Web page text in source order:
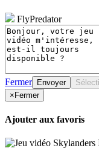
FlyPredator
Fermer Envoyer
× Fermer
Ajouter aux favoris